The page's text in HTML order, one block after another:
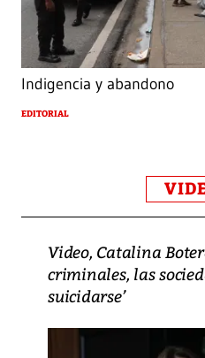
Indigencia y abandono
EDITORIAL
Video, Catalina
criminales, las
suicidarse’